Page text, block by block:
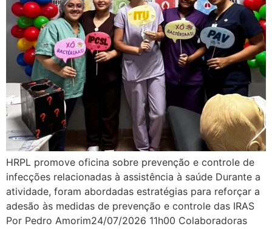
HRPL promove oficina sobre prevenção e controle de
infecções relacionadas à assistência à saúde Durante a
atividade, foram abordadas estratégias para reforçar a
adesão às medidas de prevenção e controle das IRAS
Por Pedro Amorim24/07/2026 11h00 Colaboradoras